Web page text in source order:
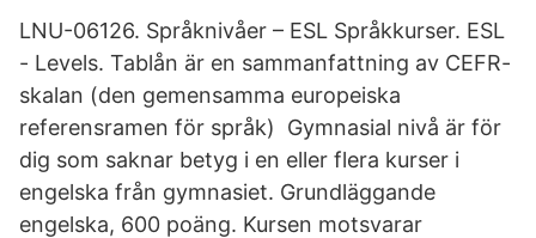
LNU-06126. Språknivåer – ESL Språkkurser. ESL
- Levels. Tablån är en sammanfattning av CEFR-
skalan (den gemensamma europeiska
referensramen för språk) Gymnasial nivå är för
dig som saknar betyg i en eller flera kurser i
engelska från gymnasiet. Grundläggande
engelska, 600 poäng. Kursen motsvarar